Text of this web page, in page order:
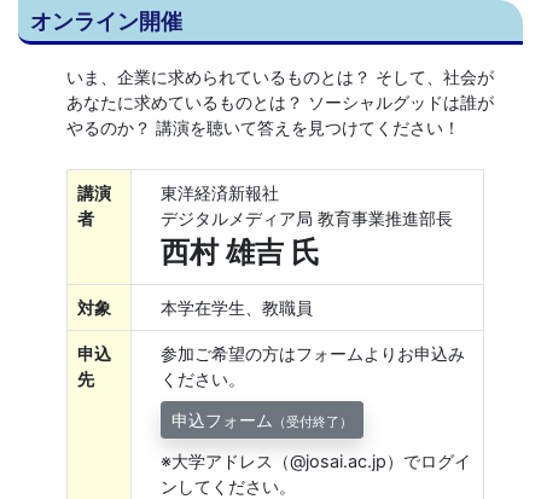
オンライン開催
いま、企業に求められているものとは？ そして、社会が
あなたに求めているものとは？ ソーシャルグッドは誰が
やるのか？ 講演を聴いて答えを見つけてください！
講演
者
東洋経済新報社
デジタルメディア局 教育事業推進部長
西村 雄吉 氏
対象 本学在学生、教職員
申込
先
参加ご希望の方はフォームよりお申込み
ください。
申込フォーム
（受付終了）
※大学アドレス（@josai.ac.jp）でログイ
ンしてください。